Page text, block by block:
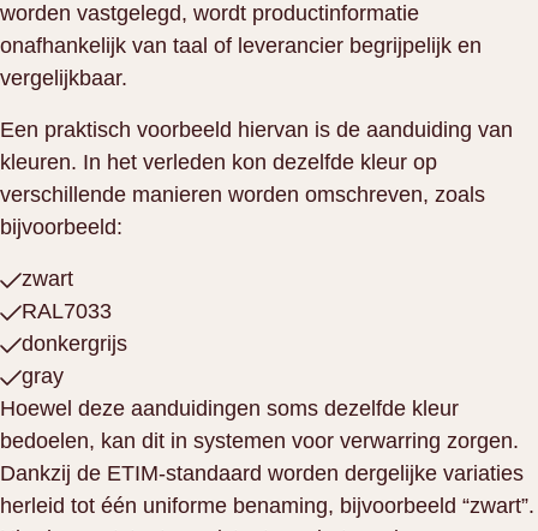
worden vastgelegd, wordt productinformatie
onafhankelijk van taal of leverancier begrijpelijk en
vergelijkbaar.
Een praktisch voorbeeld hiervan is de aanduiding van
kleuren. In het verleden kon dezelfde kleur op
verschillende manieren worden omschreven, zoals
bijvoorbeeld:
zwart
RAL7033
donkergrijs
gray
Hoewel deze aanduidingen soms dezelfde kleur
bedoelen, kan dit in systemen voor verwarring zorgen.
Dankzij de ETIM-standaard worden dergelijke variaties
herleid tot één uniforme benaming, bijvoorbeeld “zwart”.